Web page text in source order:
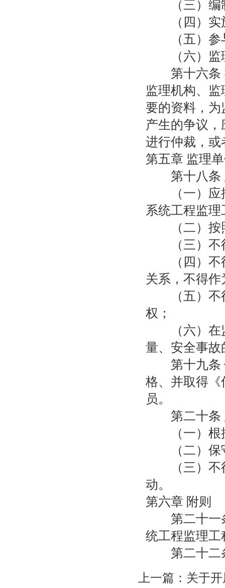
（三）编
（四）实
（五）参
（六）监理
第十六条
监理机构、
要的资料，
产生的争议
进行仲裁，
第五章 监理
第十八条
（一）应按
系统工程监
（二）按
（三）不
（四）不得
关系，不得
（五）不得
权；
（六）在监
量、安全事
第十九条
格、并取得
员。
第二十条
（一）根
（二）保
（三）不得
动。
第六章 附则
第二十一条
统工程监理
第二十二条
上一篇： 关于